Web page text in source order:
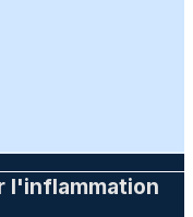
l'inflammation